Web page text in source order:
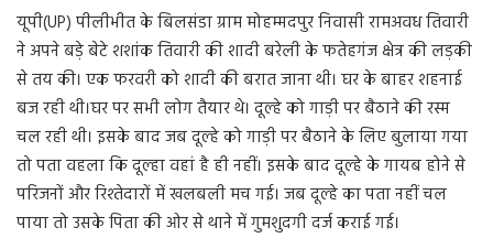
यूपी(UP) पीलीभीत के बिलसंडा ग्राम मोहम्मदपुर निवासी रामअवध तिवारी
ने अपने बड़े बेटे शशांक तिवारी की शादी बरेली के फतेहगंज क्षेत्र की लड़की
से तय की। एक फरवरी को शादी की बरात जाना थी। घर के बाहर शहनाई
बज रही थी।घर पर सभी लोग तैयार थे। दूल्हे को गाड़ी पर बैठाने की रस्म
चल रही थी। इसके बाद जब दूल्हे को गाड़ी पर बैठाने के लिए बुलाया गया
तो पता वहला कि दूल्हा वहां है ही नहीं। इसके बाद दूल्हे के गायब होने से
परिजनों और रिश्तेदारों में खलबली मच गई। जब दूल्हे का पता नहीं चल
पाया तो उसके पिता की ओर से थाने में गुमशुदगी दर्ज कराई गई।